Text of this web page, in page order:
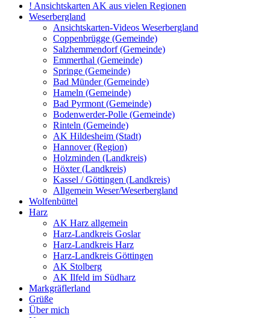
! Ansichtskarten AK aus vielen Regionen
Weserbergland
Ansichtskarten-Videos Weserbergland
Coppenbrügge (Gemeinde)
Salzhemmendorf (Gemeinde)
Emmerthal (Gemeinde)
Springe (Gemeinde)
Bad Münder (Gemeinde)
Hameln (Gemeinde)
Bad Pyrmont (Gemeinde)
Bodenwerder-Polle (Gemeinde)
Rinteln (Gemeinde)
AK Hildesheim (Stadt)
Hannover (Region)
Holzminden (Landkreis)
Höxter (Landkreis)
Kassel / Göttingen (Landkreis)
Allgemein Weser/Weserbergland
Wolfenbüttel
Harz
AK Harz allgemein
Harz-Landkreis Goslar
Harz-Landkreis Harz
Harz-Landkreis Göttingen
AK Stolberg
AK Ilfeld im Südharz
Markgräflerland
Grüße
Über mich